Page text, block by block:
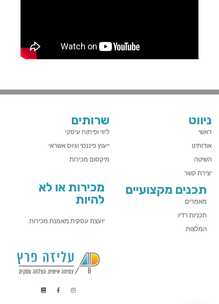
ניווט
ראשי
אודותינו
השיטה
יצירת קשר
שרותים
ליווי ופיתוח עיסקי
ייעוץ פיננסי וגיוס אשראי
מיקסום מכירות
תכנים מקצועיים
מאמרים
תכניות רדיו
המלצות
מכירות או לא
להיות
יועצת עסקית מאמנת מכירות